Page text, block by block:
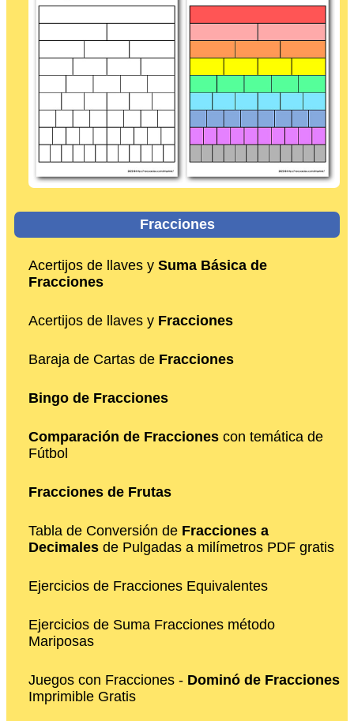
Fracciones
Acertijos de llaves y Suma Básica de
Fracciones
Acertijos de llaves y Fracciones
Baraja de Cartas de Fracciones
Bingo de Fracciones
Comparación de Fracciones con temática de
Fútbol
Fracciones de Frutas
Tabla de Conversión de Fracciones a
Decimales de Pulgadas a milímetros PDF gratis
Ejercicios de Fracciones Equivalentes
Ejercicios de Suma Fracciones método
Mariposas
Juegos con Fracciones - Dominó de Fracciones
Imprimible Gratis